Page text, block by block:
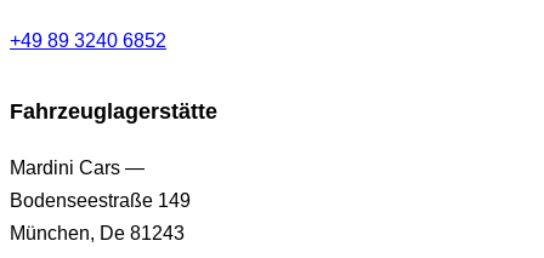
+49 89 3240 6852
Fahrzeuglagerstätte
Mardini Cars —
Bodenseestraße 149
München, De 81243